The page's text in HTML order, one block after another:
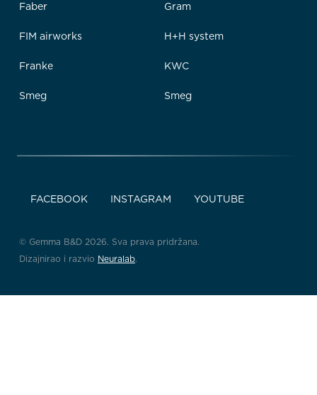
Faber
FIM airworks
Franke
Smeg
Gram
H+H system
KWC
Smeg
FACEBOOK INSTAGRAM YOUTUBE
© Gemma B&D 2026. Sva prava pridržana.
Dizajnirao i razvio Neuralab.